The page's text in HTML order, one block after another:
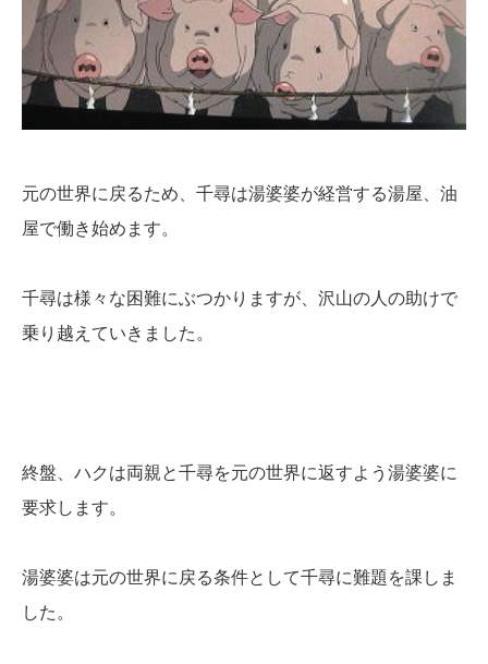
元の世界に戻るため、千尋は湯婆婆が経営する湯屋、油
屋で働き始めます。
千尋は様々な困難にぶつかりますが、沢山の人の助けで
乗り越えていきました。
終盤、ハクは両親と千尋を元の世界に返すよう湯婆婆に
要求します。
湯婆婆は元の世界に戻る条件として千尋に難題を課しま
した。